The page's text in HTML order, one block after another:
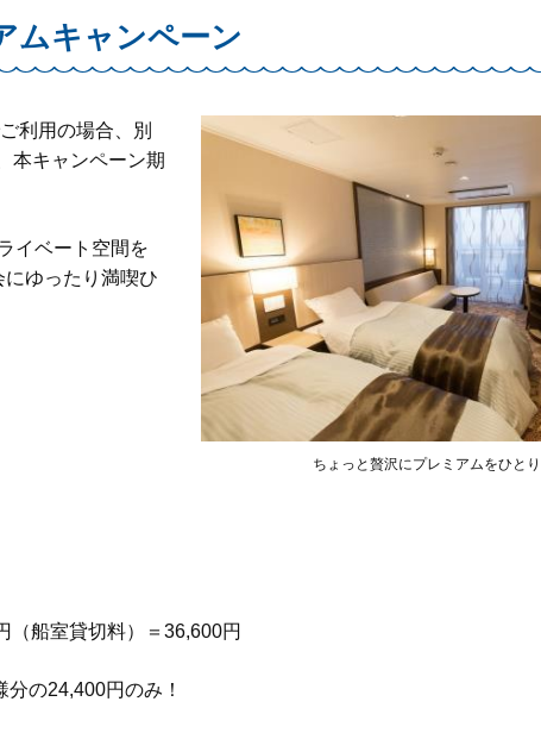
ムキャンペーン
利用の場合、別
本キャンペーン期
イベート空間を
ゆったり満喫ひ
ちょっと贅沢にプレミアムをひと
（船室貸切料）＝36,600円
の24,400円のみ！